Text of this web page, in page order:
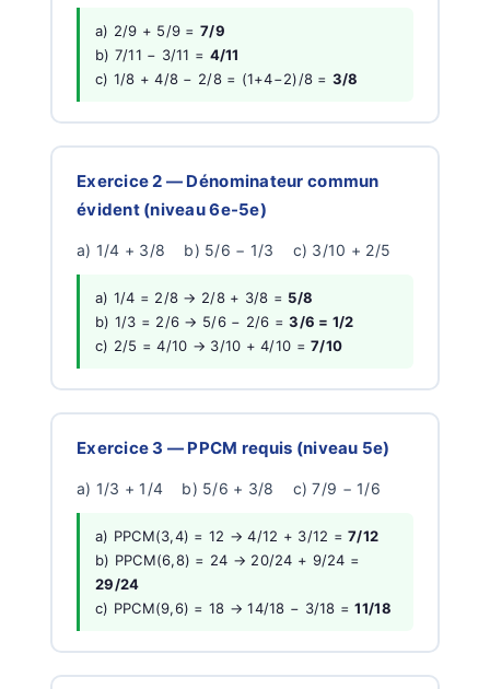
a) 2/9 + 5/9 =7/9
b) 7/11 − 3/11 = 4/11
c) 1/8 + 4/8 − 2/8 = (1+4−2)/8 = 3/8
Exercice 2 — Dénominateur commun
évident (niveau 6e-5e)
a) 1/4 + 3/8 b) 5/6 − 1/3 c) 3/10 + 2/5
a) 1/4 = 2/8 → 2/8 + 3/8 = 5/8
b) 1/3 = 2/6 → 5/6 − 2/6 =3/6 = 1/2
c) 2/5 = 4/10 → 3/10 + 4/10 =7/10
Exercice 3 — PPCM requis (niveau 5e)
a) 1/3 + 1/4 b) 5/6 + 3/8 c) 7/9 − 1/6
a) PPCM(3,4) = 12 → 4/12 + 3/12 =7/12
b) PPCM(6,8) = 24 → 20/24 + 9/24 =
29/24
c) PPCM(9,6) = 18 → 14/18 − 3/18 =11/18